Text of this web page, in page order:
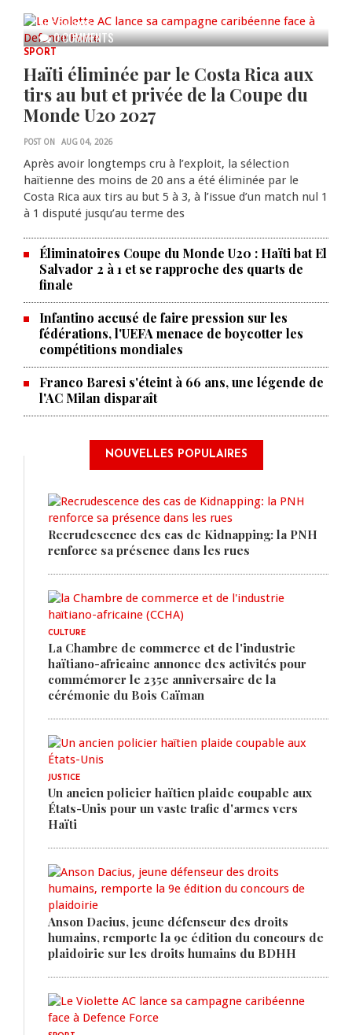
0 COMMENTS
AUG 04, 2026
SPORT
Haïti éliminée par le Costa Rica aux
tirs au but et privée de la Coupe du
Monde U20 2027
POST ON AUG 04, 2026
Après avoir longtemps cru à l’exploit, la sélection
haïtienne des moins de 20 ans a été éliminée par le
Costa Rica aux tirs au but 5 à 3, à l’issue d’un match nul 1
à 1 disputé jusqu’au terme des
Éliminatoires Coupe du Monde U20 : Haïti bat El
Salvador 2 à 1 et se rapproche des quarts de
finale
Infantino accusé de faire pression sur les
fédérations, l'UEFA menace de boycotter les
compétitions mondiales
Franco Baresi s'éteint à 66 ans, une légende de
l'AC Milan disparaît
NOUVELLES POPULAIRES
Recrudescence des cas de Kidnapping: la PNH
renforce sa présence dans les rues
CULTURE
La Chambre de commerce et de l'industrie
haïtiano-africaine annonce des activités pour
commémorer le 235e anniversaire de la
cérémonie du Bois Caïman
JUSTICE
Un ancien policier haïtien plaide coupable aux
États-Unis pour un vaste trafic d'armes vers
Haïti
Anson Dacius, jeune défenseur des droits
humains, remporte la 9e édition du concours de
plaidoirie sur les droits humains du BDHH